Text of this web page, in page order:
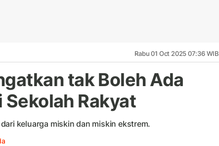
Rabu 01 Oct 2025 07:36 WIB
tak Boleh Ada
Rakyat
keluarga miskin dan miskin ekstrem.